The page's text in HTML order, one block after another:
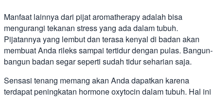
Manfaat lainnya dari pijat aromatherapy adalah bisa
mengurangi tekanan stress yang ada dalam tubuh.
Pijatannya yang lembut dan terasa kenyal di badan akan
membuat Anda rileks sampai tertidur dengan pulas. Bangun-
bangun badan segar seperti sudah tidur seharian saja.
Sensasi tenang memang akan Anda dapatkan karena
terdapat peningkatan hormone oxytocin dalam tubuh. Hal ini